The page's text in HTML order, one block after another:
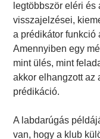
legtöbbször eléri és
visszajelzései,
a prédikátor funkció
Amennyiben egy
mint ülés, mint
akkor elhangzott az
prédikáció.
A labdarúgás
van, hogy a klub